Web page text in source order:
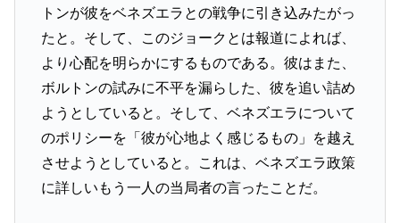
トンが彼をベネズエラとの戦争に引き込みたがっ
たと。そして、このジョークとは報道によれば、
より心配を明らかにするものである。彼はまた、
ボルトンの試みに不平を漏らした、彼を追い詰め
ようとしていると。そして、ベネズエラについて
のポリシーを「彼が心地よく感じるもの」を越え
させようとしていると。これは、ベネズエラ政策
に詳しいもう一人の当局者の言ったことだ。